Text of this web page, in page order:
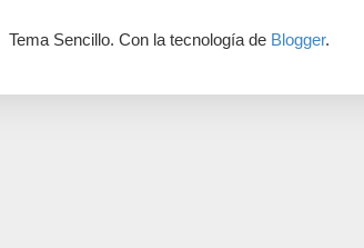
Tema Sencillo. Con la tecnología de Blogger.